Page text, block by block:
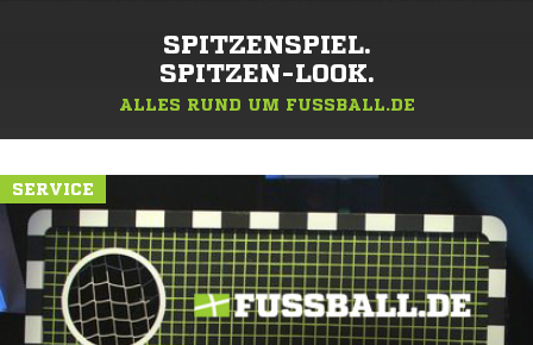
SPITZENSPIEL.
SPITZEN-LOOK.
ALLES RUND UM FUSSBALL.DE
SERVICE